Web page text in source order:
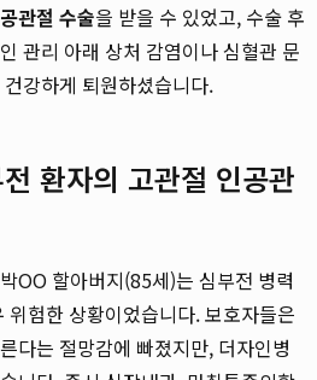
관절 수술을 받을 수 있었고, 수술 후
관리 아래 상처 감염이나 심혈관 문
강하게 퇴원하셨습니다.
환자의 고관절 인공관
OO 할아버지(85세)는 심부전 병력
험한 상황이었습니다. 보호자들은
다는 절망감에 빠졌지만, 더자인병